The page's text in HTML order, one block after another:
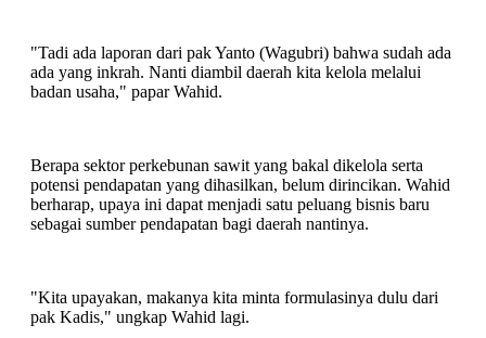
"Tadi ada laporan dari pak Yanto (Wagubri) bahwa sudah ada
ada yang inkrah. Nanti diambil daerah kita kelola melalui
badan usaha," papar Wahid.
Berapa sektor perkebunan sawit yang bakal dikelola serta
potensi pendapatan yang dihasilkan, belum dirincikan. Wahid
berharap, upaya ini dapat menjadi satu peluang bisnis baru
sebagai sumber pendapatan bagi daerah nantinya.
"Kita upayakan, makanya kita minta formulasinya dulu dari
pak Kadis," ungkap Wahid lagi.